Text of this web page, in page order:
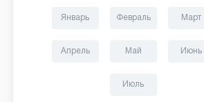
Январь Февраль Март
Апрель Май Июнь
Июль